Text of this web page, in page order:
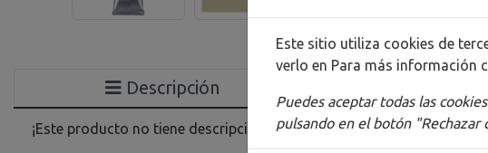
Descripción
¡Este producto no tiene descripción!
Este sitio utiliza cookies de
verlo en Para más información
Puedes aceptar todas las
pulsando en el botón